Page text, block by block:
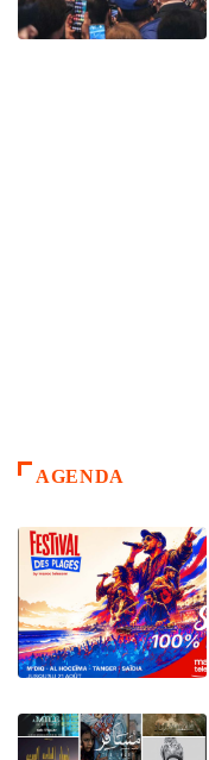
AGENDA